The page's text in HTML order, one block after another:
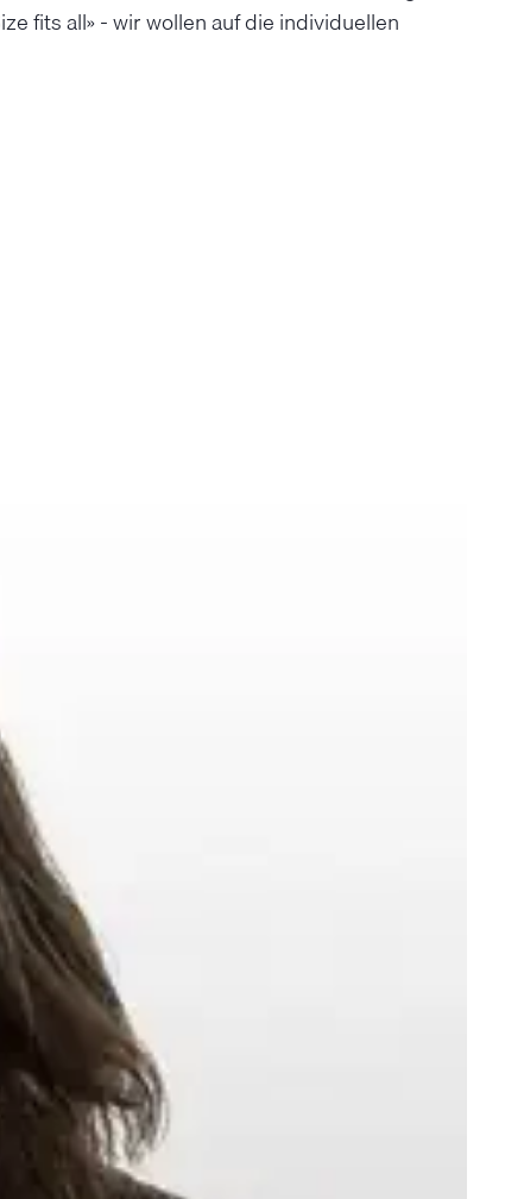
fits all» - wir wollen auf die individuellen